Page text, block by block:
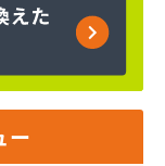
ー